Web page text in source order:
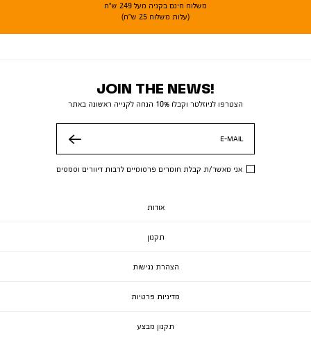
משלוח חינם בקניה מעל 249 ש"ח
(עלות משלוח 25 ש"ח)
JOIN THE NEWS!
הצטרפו לניוזלטר וקבלו 10% הנחה לקנייה ראשונה באתר
E-MAIL
אני מאשר/ת קבלת חומרים פרסומיים לרבות דיוורים וסמסים
אודות
תקנון
הצהרת נגישות
מדיניות פרטיות
תקנון מבצע